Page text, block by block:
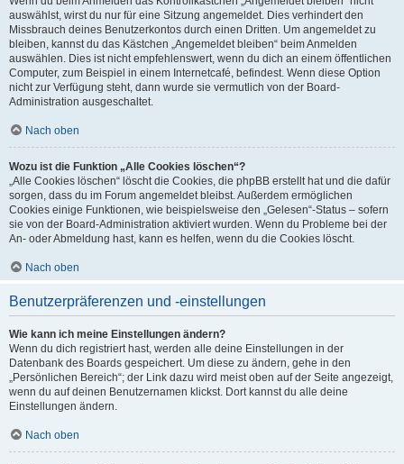
auswählst, wirst du nur für eine Sitzung angemeldet. Dies verhindert den
Missbrauch deines Benutzerkontos durch einen Dritten. Um angemeldet zu
bleiben, kannst du das Kästchen „Angemeldet bleiben“ beim Anmelden
auswählen. Dies ist nicht empfehlenswert, wenn du dich an einem öffentlichen
Computer, zum Beispiel in einem Internetcafé, befindest. Wenn diese Option
nicht zur Verfügung steht, dann wurde sie vermutlich von der Board-
Administration ausgeschaltet.
Nach oben
Wozu ist die Funktion „Alle Cookies löschen“?
„Alle Cookies löschen“ löscht die Cookies, die phpBB erstellt hat und die dafür
sorgen, dass du im Forum angemeldet bleibst. Außerdem ermöglichen
Cookies einige Funktionen, wie beispielsweise den „Gelesen“-Status – sofern
sie von der Board-Administration aktiviert wurden. Wenn du Probleme bei der
An- oder Abmeldung hast, kann es helfen, wenn du die Cookies löscht.
Nach oben
Benutzerpräferenzen und -einstellungen
Wie kann ich meine Einstellungen ändern?
Wenn du dich registriert hast, werden alle deine Einstellungen in der
Datenbank des Boards gespeichert. Um diese zu ändern, gehe in den
„Persönlichen Bereich“; der Link dazu wird meist oben auf der Seite angezeigt,
wenn du auf deinen Benutzernamen klickst. Dort kannst du alle deine
Einstellungen ändern.
Nach oben